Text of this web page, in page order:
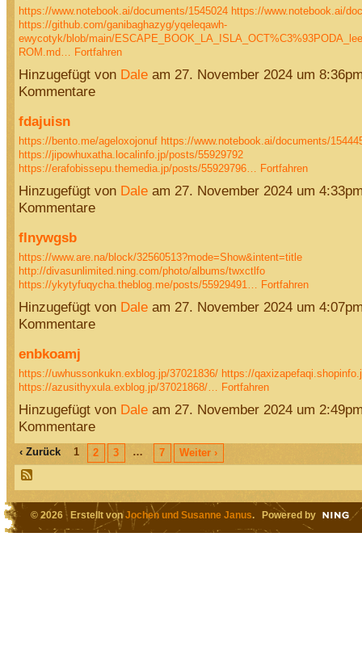
https://www.notebook.ai/documents/1545024 https://www.notebook.ai/
https://github.com/ganibaghazyg/yqeleqawh-
ewycotyk/blob/main/
ROM.md…
Fortfahren
Hinzugefügt von Daleam 27. November 2024 um
Kommentare
fdajuisn
https://bento.me/ageloxojonuf https://www.notebook.ai/documents/
https://jipowhuxatha.localinfo.jp/posts/55929792
https://erafobissepu.themedia.jp/posts/55929796…
Fortfahren
Hinzugefügt von Daleam 27. November 2024 um
Kommentare
flnywgsb
https://www.are.na/block/32560513?mode=Show&intent=title
http://divasunlimited.ning.com/photo/albums/twxctlfo
https://ykytyfuqycha.theblog.me/posts/55929491…
Fortfahren
Hinzugefügt von Daleam 27. November 2024 um
Kommentare
enbkoamj
https://uwhussonkukn.exblog.jp/37021836/ https://
https://azusithyxula.exblog.jp/37021868/…
Fortfahren
Hinzugefügt von Daleam 27. November 2024 um
Kommentare
‹ Zurück 1 2 3 … 7 Weiter ›
© 2026 Erstellt vonJochen und Susanne Janus. Powered by